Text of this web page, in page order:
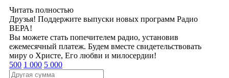
Читать полностью
Друзья! Поддержите выпуски новых программ Радио
ВЕРА!
Вы можете стать попечителем радио, установив
ежемесячный платеж. Будем вместе свидетельствовать
миру о Христе, Его любви и милосердии!
500 1 000 5 000